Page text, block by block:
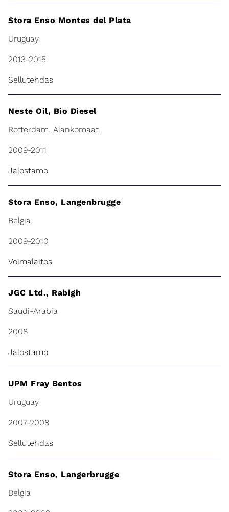
Stora Enso Montes del Plata
Uruguay
2013-2015
Sellutehdas
Neste Oil, Bio Diesel
Rotterdam, Alankomaat
2009-2011
Jalostamo
Stora Enso, Langenbrugge
Belgia
2009-2010
Voimalaitos
JGC Ltd., Rabigh
Saudi-Arabia
2008
Jalostamo
UPM Fray Bentos
Uruguay
2007-2008
Sellutehdas
Stora Enso, Langerbrugge
Belgia